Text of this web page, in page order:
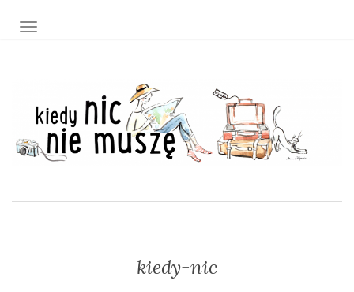
TOGGLE NAVIGATION
kiedy-nic